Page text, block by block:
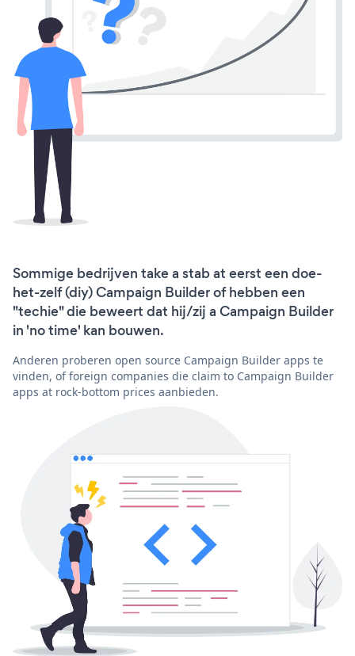
Sommige bedrijven take a stab at eerst een doe-
het-zelf (diy) Campaign Builder of hebben een
"techie" die beweert dat hij/zij a Campaign Builder
in 'no time' kan bouwen.
Anderen proberen open source Campaign Builder apps te
vinden, of foreign companies die claim to Campaign Builder
apps at rock-bottom prices aanbieden.